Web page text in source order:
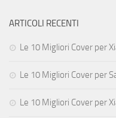
ARTICOLI RECENTI
Le 10 Migliori Cover per
Le 10 Migliori Cover per
Le 10 Migliori Cover per